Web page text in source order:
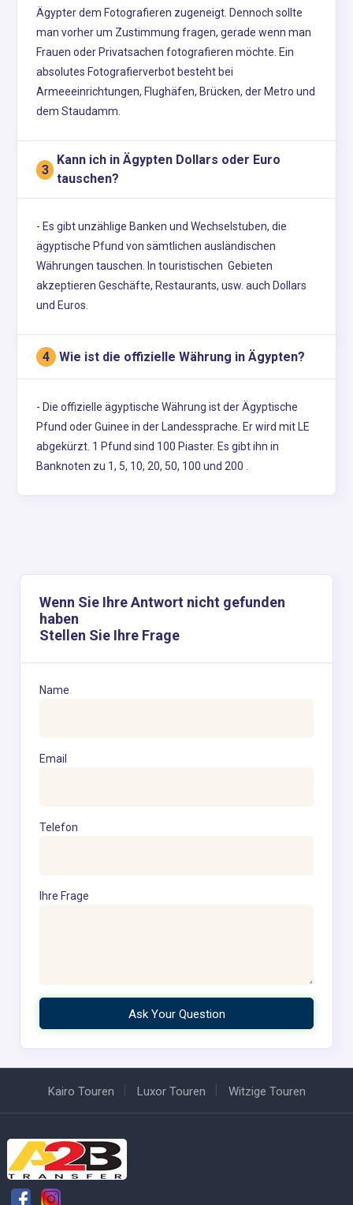
Ägypter dem Fotografieren zugeneigt. Dennoch sollte
man vorher um Zustimmung fragen, gerade wenn man
Frauen oder Privatsachen fotografieren möchte. Ein
absolutes Fotografierverbot besteht bei
Armeeeinrichtungen, Flughäfen, Brücken, der Metro und
dem Staudamm.
3
Kann ich in Ägypten Dollars oder Euro
tauschen?
- Es gibt unzählige Banken und Wechselstuben, die
ägyptische Pfund von sämtlichen ausländischen
Währungen tauschen. In touristischen Gebieten
akzeptieren Geschäfte, Restaurants, usw. auch Dollars
und Euros.
4 Wie ist die offizielle Währung in Ägypten?
- Die offizielle ägyptische Währung ist der Ägyptische
Pfund oder Guinee in der Landessprache. Er wird mit LE
abgekürzt. 1 Pfund sind 100 Piaster. Es gibt ihn in
Banknoten zu 1, 5, 10, 20, 50, 100 und 200 .
Wenn Sie Ihre Antwort nicht gefunden
haben
Stellen Sie Ihre Frage
Name
Email
Telefon
Ihre Frage
Kairo Touren Luxor Touren Witzige Touren